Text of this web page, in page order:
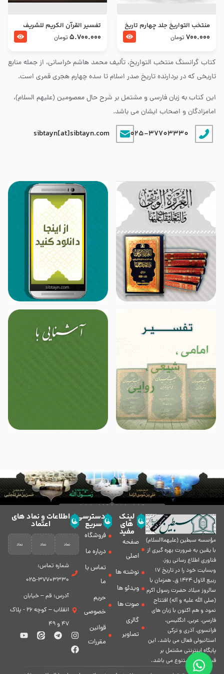
کتاب گرانسنگ منتخب التواريخ، تألیف محمد هاشم خراسانی، از جمله منابع
تاریخی که در بردارنده تاریخ صدر اسلام تا سده چهارم هجری قمری است.
این کتاب به زبان فارسی و مشتمل بر شرح حال معصومین (علیهم السلام)،
امامزادگان و اصحاب ایشان می باشد.
025-37703330
sibtayn[at]sibtayn.com
منتخب التواریخ جلد چهارم تاریخ
امام زین العابدین و امام محمد
700.000 تومان
تفسير القرآن الكريم للشريف
المرتضي قدس سرّه
5.700.000 تومان
مؤسسه سبطين (عليهماالسلام)
با يقين به ضرورت بهره گیرى از
فناورى اطلاع رسانى روز،
وبسایت خود را در تاريخ 17
ربيع الاول 1424 ق. همزمان با
سالروز ميلاد حضرت رسول اكرم
(صلی الله علیه و آله) افتتاح
نمود و هم اكنون با زبان های
فارسی، عربى، انگلیسی،
فرانسوی، آذری و ترکی
استانبولی فعال مى باشد. اين
پايگاه اينترنتى مشتمل بر
قسمت هاى متنوع مى باشد.
لینک
های
مفید
صفحه
اصلی
نوشته ها
ویدئو ها
صوت ها
گالری
تصاویر
دسترسی
سریع
فروشگاه
درباره ما
تماس با
ما
حریم
خصوصی
قوانین
مقررات
اطلاعات و نماد های
اعتماد
شماره تماس:
37703330-025
آدرس: قم – خیابان
انقلاب – کوچه 26 - پلاک
47 و 49